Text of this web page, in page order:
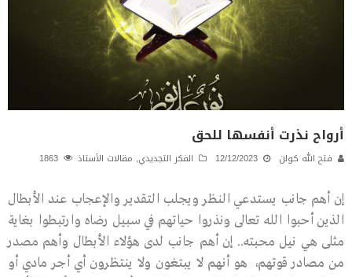
أرواح نذرت أنفسها للحق
فتح الله كولن 12/12/2023 الفكر التجديدي, مقالات الأستاذ
إن أهم جانب يستدعي النظر ويجلب التقدير والإعجاب عند الأبطال
الذين أحبوا الله تعالى ونذروا حياتهم في سبيل رضاه وارتبطوا بغاية
مثلى هي نيل محبته.. إن أهم جانب لدى هؤلاء الأبطال وأهم مصدر
من مصادر قوتهم، هو أنهم لا يبتغون ولا ينتظرون أي أجر مادي أو